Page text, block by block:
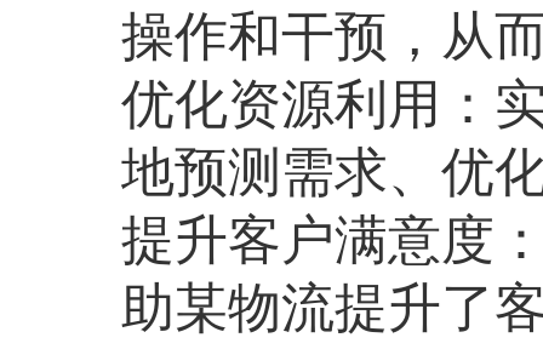
操作和干预，从
优化资源利用：
地预测需求、优
提升客户满意度
助某物流提升了